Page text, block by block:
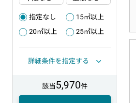
1 指定なし 2 15㎡以上
3 20㎡以上 4 25㎡以上
詳細条件を指定する
該当5,970件